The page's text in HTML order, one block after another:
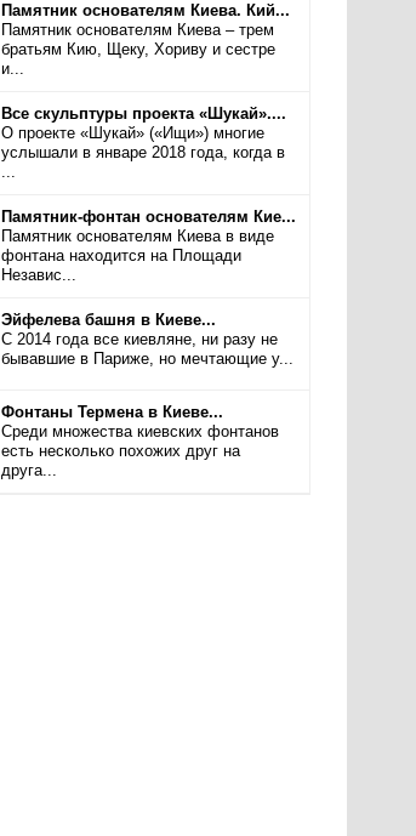
Памятник основателям Киева. Кий...
Памятник основателям Киева – трем
братьям Кию, Щеку, Хориву и сестре
и...
Все скульптуры проекта «Шукай»....
О проекте «Шукай» («Ищи») многие
услышали в январе 2018 года, когда в
...
Памятник-фонтан основателям Кие...
Памятник основателям Киева в виде
фонтана находится на Площади
Независ...
Эйфелева башня в Киеве...
С 2014 года все киевляне, ни разу не
бывавшие в Париже, но мечтающие у...
Фонтаны Термена в Киеве...
Среди множества киевских фонтанов
есть несколько похожих друг на
друга...